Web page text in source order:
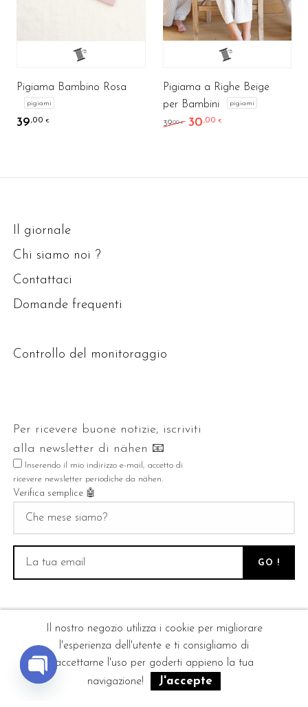
Il nostro negozio utilizza i cookie per migliorare
l'esperienza dell'utente e ti consigliamo di
accettarne l'uso per goderti appieno la tua
navigazione!
J'accepte
Pigiama Bambino Rosa
pigiami
39,00 €
Pigiama a Righe Beige
per Bambini
pigiami
39,00€ Il prezzo originale era:
30,00€
Il giornale
Chi siamo noi ?
Contattaci
Domande frequenti
Controllo del monitoraggio
Per ricevere buone notizie, iscriviti
alla newsletter di nähen 📧
Inserendo il mio indirizzo e-mail, accetto di
ricevere newsletter periodiche da nähen.
Verifica semplice 🤖